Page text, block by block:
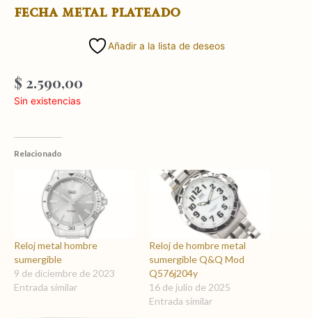
fecha metal plateado
Añadir a la lista de deseos
$ 2.590,00
Sin existencias
Relacionado
Reloj metal hombre
sumergible
9 de diciembre de 2023
Entrada similar
Reloj de hombre metal
sumergible Q&Q Mod
Q576j204y
16 de julio de 2025
Entrada similar